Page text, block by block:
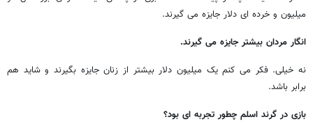
میلیون و خرده ای دلار جایزه می گیرند.
انگار مردان بیشتر جایزه می گیرند.
نه خیلی. فکر می کنم یک میلیون دلار بیشتر از زنان جایزه بگیرند و شاید هم
برابر باشد.
بازی در گرند اسلم چطور تجربه ای بود؟